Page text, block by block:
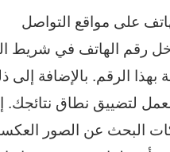
على مواقع التواصل
أدخل رقم الهاتف في شريط
الرقم. بالإضافة إلى
لتضييق نطاق نتائجك.
البحث عن الصور